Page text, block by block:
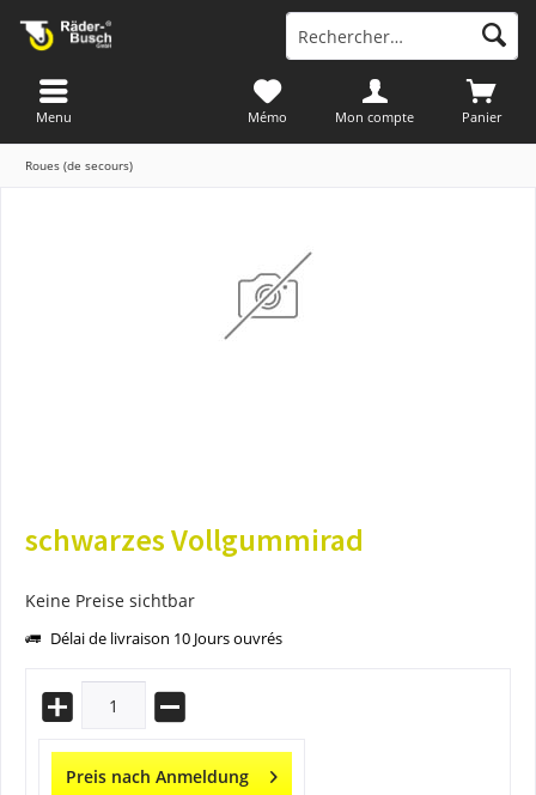
Panier
Mémo Mon compte
Menu
Roues (de secours)
schwarzes Vollgummirad
Keine Preise sichtbar
Délai de livraison 10 Jours ouvrés
Preis nach Anmeldung